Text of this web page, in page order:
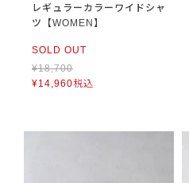
レギュラーカラーワイドシャ
ツ【WOMEN】
SOLD OUT
¥18,700
¥14,960税込